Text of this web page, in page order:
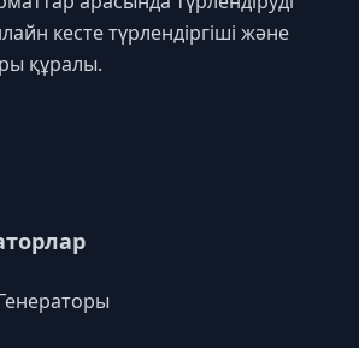
кесте түрлендіргіші және
құралы.